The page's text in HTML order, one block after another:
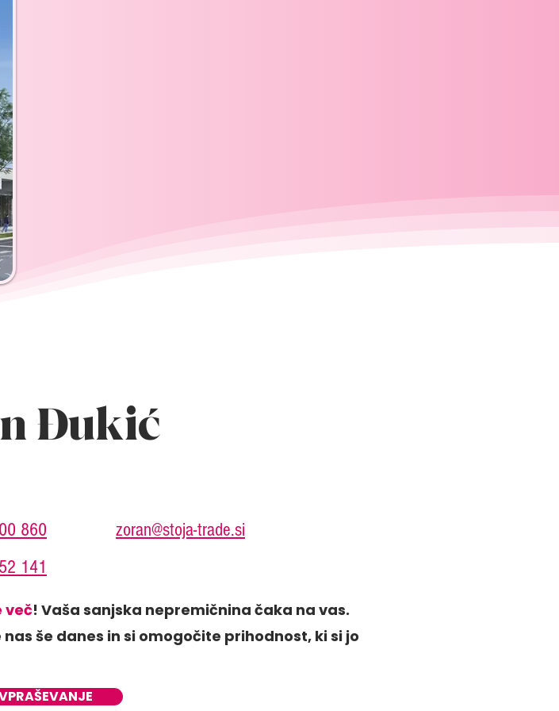
Đukić
860
zoran@stoja-trade.si
141
več! Vaša sanjska nepremičnina čaka na vas.
še danes in si omogočite prihodnost, ki si jo